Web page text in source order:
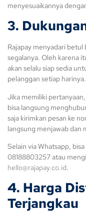
menyesuaikannya
3.
Rajapay menyadari betul
segalanya. Oleh karena
akan selalu siap sedia
pelanggan setiap harinya.
Jika memiliki
bisa langsung
saja kirimkan pesan ke
langsung menjawab dan
Selain via Whatsapp,
08188803257 atau
hello@rajapay.co.id.
4. Harga
Terjangkau